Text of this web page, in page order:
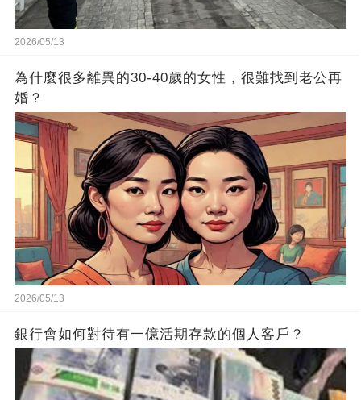
2026/05/13
為什麼很多離異的30-40歲的女性，很難找到老公再
婚？
2026/05/13
銀行會如何對待有一億活期存款的個人客戶？